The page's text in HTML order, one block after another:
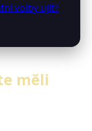
volby ujít?
měli